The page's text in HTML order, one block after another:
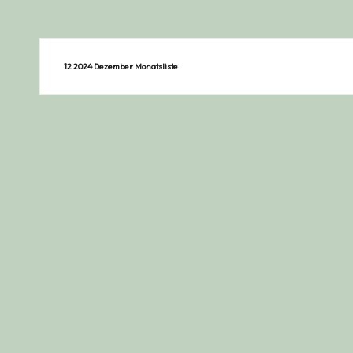
12 2024 Dezember Monatsliste